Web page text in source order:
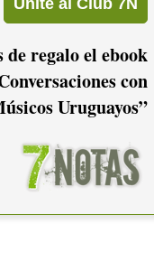
de regalo el ebook
con
Uruguayos”